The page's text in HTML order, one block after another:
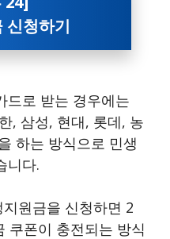
신청하기
드로 받는 경우에는
, 삼성, 현대, 롯데, 농
하는 방식으로 민생
니다.
원금을 신청하면 2
쿠폰이 충전되는 방식